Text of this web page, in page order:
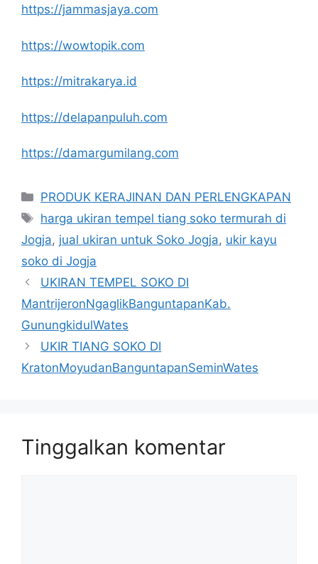
https://jammasjaya.com
https://wowtopik.com
https://mitrakarya.id
https://delapanpuluh.com
https://damargumilang.com
Kategori
PRODUK KERAJINAN DAN PERLENGKAPAN
Tag
harga ukiran tempel tiang soko termurah di
Jogja, jual ukiran untuk Soko Jogja, ukir kayu
soko di Jogja
UKIRAN TEMPEL SOKO DI
MantrijeronNgaglikBanguntapanKab.
GunungkidulWates
UKIR TIANG SOKO DI
KratonMoyudanBanguntapanSeminWates
Tinggalkan komentar